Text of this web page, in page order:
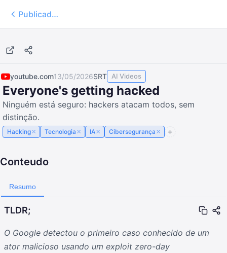
Publicados
youtube.com13/05/2026SRT AI Videos
Everyone's getting hacked
Ninguém está seguro: hackers atacam todos, sem
distinção.
Hacking× Tecnologia × IA× Cibersegurança ×
Conteudo
Resumo
TLDR;
O Google detectou o primeiro caso conhecido de um
ator malicioso usando um exploit zero-day